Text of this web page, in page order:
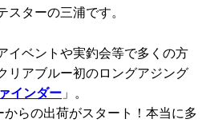
スターの三浦です。
イベントや実釣会等で多くの方
リアブルー初のロングアジング
インダー 」。
らの出荷がスタート！本当に多